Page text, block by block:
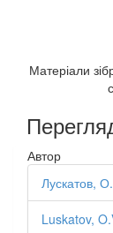
Матеріали
Автор
Лускатов,
Luskatov,